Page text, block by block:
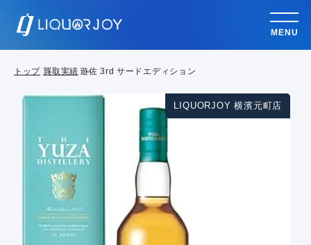
MENU
トップ 買取実績 遊佐 3rd サードエディション
LIQUORJOY 横濱元町店